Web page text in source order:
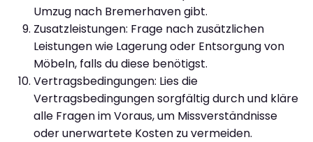
Umzug nach Bremerhaven gibt.
Zusatzleistungen: Frage nach zusätzlichen
Leistungen wie Lagerung oder Entsorgung von
Möbeln, falls du diese benötigst.
Vertragsbedingungen: Lies die
Vertragsbedingungen sorgfältig durch und kläre
alle Fragen im Voraus, um Missverständnisse
oder unerwartete Kosten zu vermeiden.